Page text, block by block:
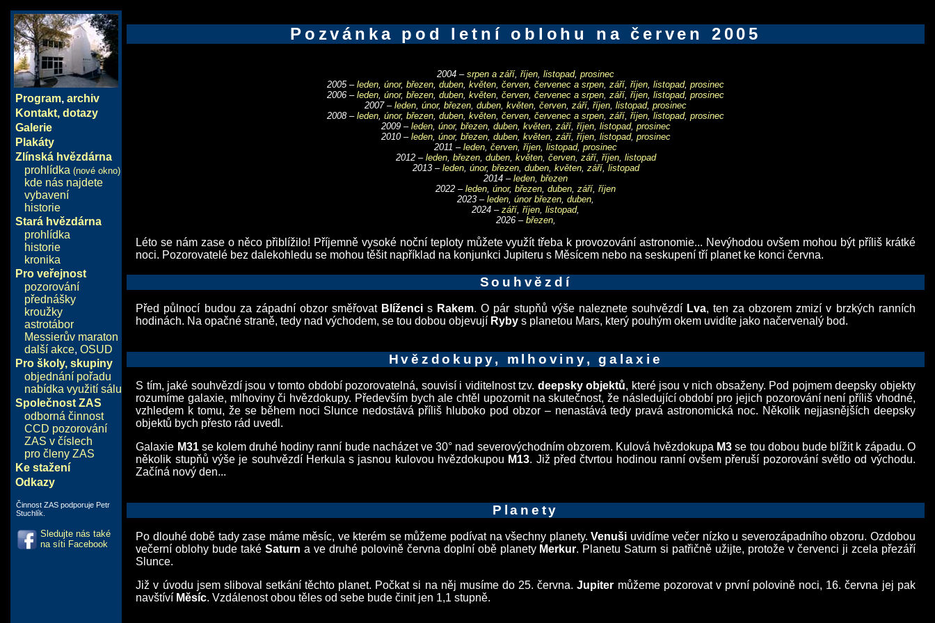
Program, archiv
Kontakt, dotazy
Galerie
Plakáty
Zlínská hvězdárna
prohlídka (nové okno)
kde nás najdete
vybavení
historie
Stará hvězdárna
prohlídka
historie
kronika
Pro veřejnost
pozorování
přednášky
kroužky
astrotábor
Messierův maraton
další akce, OSUD
Pro školy, skupiny
objednání pořadu
nabídka využití sálu
Společnost ZAS
odborná činnost
CCD pozorování
ZAS v číslech
pro členy ZAS
Ke stažení
Odkazy
Činnost ZAS podporuje Petr
Stuchlík.
Sledujte nás také
na síti Facebook
Pozvánka pod letní oblohu na červen 2005
2004 – srpen a září, říjen, listopad, prosinec
2005 – leden, únor, březen, duben, květen, červen, červenec a srpen, září, říjen, listopad, prosinec
2006 – leden, únor, březen, duben, květen, červen, červenec a srpen, září, říjen, listopad, prosinec
2007 – leden, únor, březen, duben, květen, červen, září, říjen, listopad, prosinec
2008 – leden, únor, březen, duben, květen, červen, červenec a srpen, září, říjen, listopad, prosinec
2009 – leden, únor, březen, duben, květen, září, říjen, listopad, prosinec
2010 – leden, únor, březen, duben, květen, září, říjen, listopad, prosinec
2011 – leden, červen, říjen, listopad, prosinec
2012 – leden, březen, duben, květen, červen, září, říjen, listopad
2013 – leden, únor, březen, duben, květen, září, listopad
2014 – leden, březen
2022 – leden, únor, březen, duben, září, říjen
2023 – leden, únor březen, duben,
2024 – září, říjen, listopad,
2026 – březen,
Léto se nám zase o něco přiblížilo! Příjemně vysoké noční teploty můžete využít třeba k provozování astronomie... Nevýhodou ovšem mohou být příliš krátké
noci. Pozorovatelé bez dalekohledu se mohou těšit například na konjunkci Jupiteru s Měsícem nebo na seskupení tří planet ke konci června.
Souhvězdí
Před půlnocí budou za západní obzor směřovat Blíženci s Rakem. O pár stupňů výše naleznete souhvězdí Lva, ten za obzorem zmizí v brzkých ranních
hodinách. Na opačné straně, tedy nad východem, se tou dobou objevují Ryby s planetou Mars, který pouhým okem uvidíte jako načervenalý bod.
Hvězdokupy, mlhoviny, galaxie
S tím, jaké souhvězdí jsou v tomto období pozorovatelná, souvisí i viditelnost tzv. deepsky objektů, které jsou v nich obsaženy. Pod pojmem deepsky objekty
rozumíme galaxie, mlhoviny či hvězdokupy. Především bych ale chtěl upozornit na skutečnost, že následující období pro jejich pozorování není příliš vhodné,
vzhledem k tomu, že se během noci Slunce nedostává příliš hluboko pod obzor – nenastává tedy pravá astronomická noc. Několik nejjasnějších deepsky
objektů bych přesto rád uvedl.
Galaxie M31se kolem druhé hodiny ranní bude nacházet ve 30° nad severovýchodním obzorem. Kulová hvězdokupa M3 se tou dobou bude blížit k západu. O
několik stupňů výše je souhvězdí Herkula s jasnou kulovou hvězdokupou M13. Již před čtvrtou hodinou ranní ovšem přeruší pozorování světlo od východu.
Začíná nový den...
Planety
Po dlouhé době tady zase máme měsíc, ve kterém se můžeme podívat na všechny planety.Venuši uvidíme večer nízko u severozápadního obzoru. Ozdobou
večerní oblohy bude takéSaturn a ve druhé polovině června doplní obě planety Merkur. Planetu Saturn si patřičně užijte, protože v červenci ji zcela přezáří
Slunce.
Již v úvodu jsem sliboval setkání těchto planet. Počkat si na něj musíme do 25. června.Jupiter můžeme pozorovat v první polovině noci, 16. června jej pak
navštíví Měsíc. Vzdálenost obou těles od sebe bude činit jen 1,1 stupně.